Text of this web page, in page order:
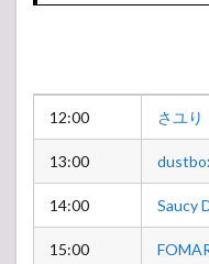
12:00 さユり
13:00
14:00 Saucy
15:00